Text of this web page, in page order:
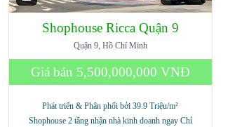
Shophouse Ricca Quận 9
Quận 9, Hồ Chí Minh
Giá bán 5,500,000,000 VNĐ
Phát triển & Phân phối bởi 39.9 Triệu/m²
Shophouse 2 tầng nhận nhà kinh doanh ngay Chỉ